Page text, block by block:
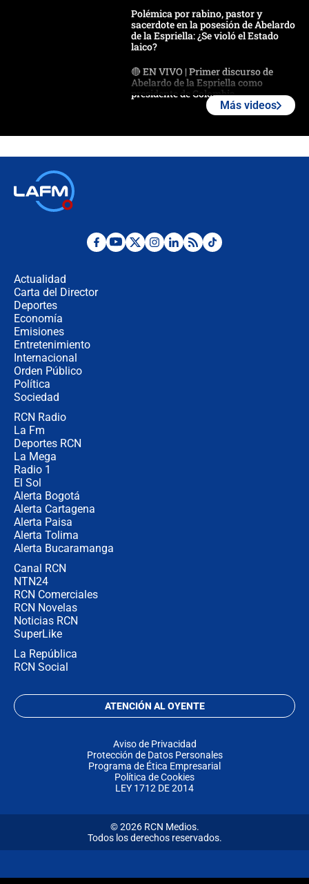
Polémica por rabino, pastor y
sacerdote en la posesión de Abelardo
de la Espriella: ¿Se violó el Estado
laico?
🔴 EN VIVO | Primer discurso de
Abelardo de la Espriella como
presidente de Colombia
Desde dermatitis hasta infecciones:
Más videos
Actualidad
Carta del Director
Deportes
Economía
Emisiones
Entretenimiento
Internacional
Orden Público
Política
Sociedad
RCN Radio
La Fm
Deportes RCN
La Mega
Radio 1
El Sol
Alerta Bogotá
Alerta Cartagena
Alerta Paisa
Alerta Tolima
Alerta Bucaramanga
Canal RCN
NTN24
RCN Comerciales
RCN Novelas
Noticias RCN
SuperLike
La República
RCN Social
ATENCIÓN AL OYENTE
Aviso de Privacidad
Protección de Datos Personales
Programa de Ética Empresarial
Política de Cookies
LEY 1712 DE 2014
© 2026 RCN Medios.
Todos los derechos reservados.